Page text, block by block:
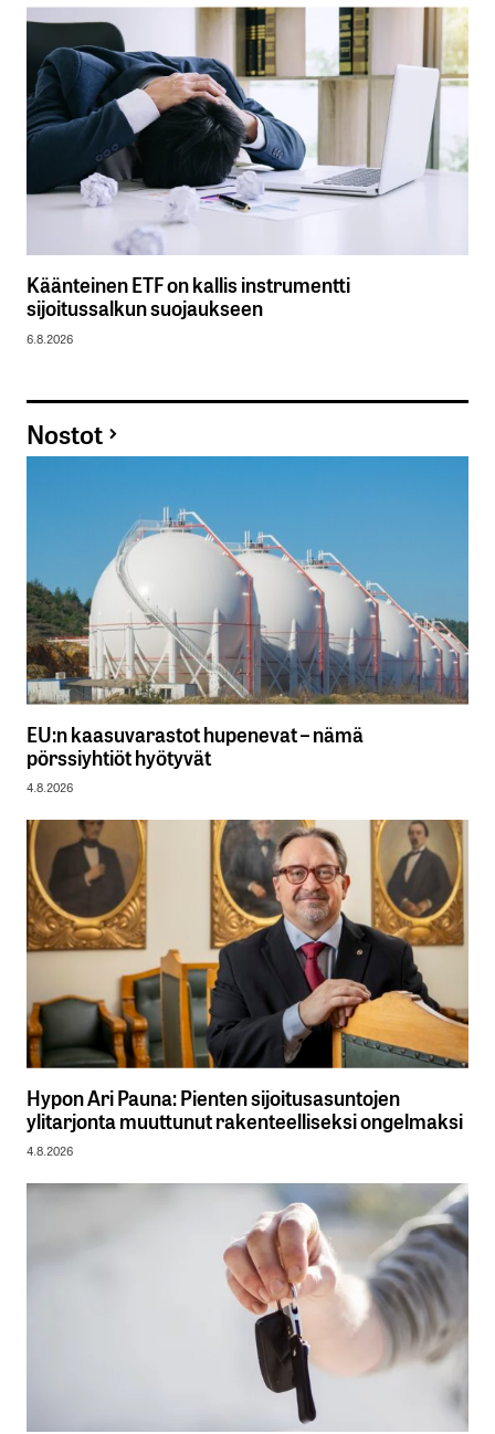
Käänteinen ETF on kallis instrumentti
sijoitussalkun suojaukseen
6.8.2026
Nostot
EU:n kaasuvarastot hupenevat – nämä
pörssiyhtiöt hyötyvät
4.8.2026
Hypon Ari Pauna: Pienten sijoitusasuntojen
ylitarjonta muuttunut rakenteelliseksi ongelmaksi
4.8.2026